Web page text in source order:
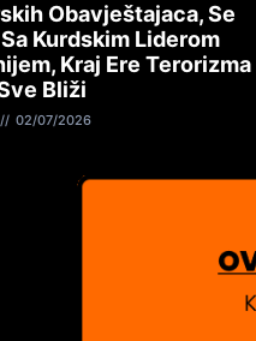
Obavještajaca, Se
Kurdskim Liderom
Kraj Ere Terorizma
Bliži
02/07/2026